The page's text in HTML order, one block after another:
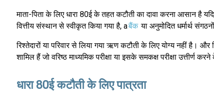
माता-पिता के लिए धारा 80ई के तहत कटौती का दावा करना आसान है
वित्तीय संस्थान से स्वीकृत किया गया है, aबैंक या अनुमोदित धर्मार्थ
रिश्तेदारों या परिवार से लिया गया ऋण कटौती के लिए योग्य नहीं है।
शामिल हैं जो वरिष्ठ माध्यमिक परीक्षा या इसके समकक्ष परीक्षा
धारा 80ई कटौती के लिए पात्रता